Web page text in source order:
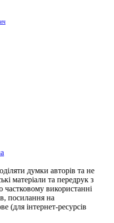
думки авторів та не
матеріали та передрук з
використанні
посилання на
(для інтернет-ресурсів